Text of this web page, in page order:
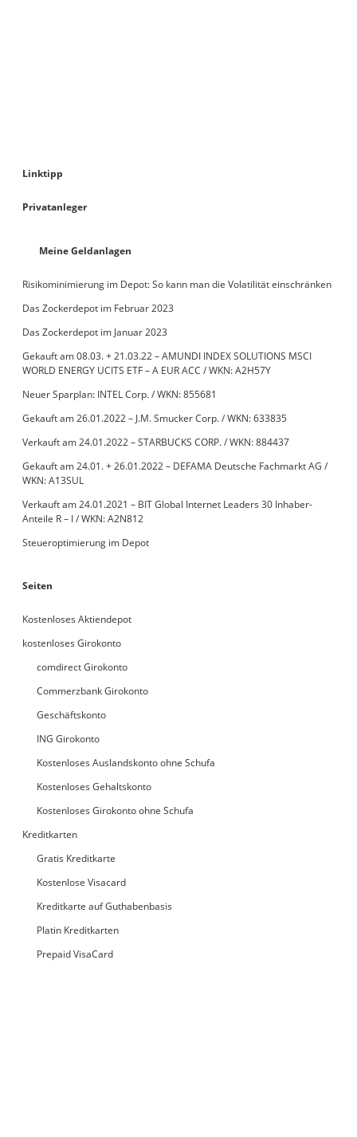
Linktipp
Privatanleger
Meine Geldanlagen
Risikominimierung im Depot: So kann man die Volatilität einschränken
Das Zockerdepot im Februar 2023
Das Zockerdepot im Januar 2023
Gekauft am 08.03. + 21.03.22 – AMUNDI INDEX SOLUTIONS MSCI
WORLD ENERGY UCITS ETF – A EUR ACC / WKN: A2H57Y
Neuer Sparplan: INTEL Corp. / WKN: 855681
Gekauft am 26.01.2022 – J.M. Smucker Corp. / WKN: 633835
Verkauft am 24.01.2022 – STARBUCKS CORP. / WKN: 884437
Gekauft am 24.01. + 26.01.2022 – DEFAMA Deutsche Fachmarkt AG /
WKN: A13SUL
Verkauft am 24.01.2021 – BIT Global Internet Leaders 30 Inhaber-
Anteile R – I / WKN: A2N812
Steueroptimierung im Depot
Seiten
Kostenloses Aktiendepot
kostenloses Girokonto
comdirect Girokonto
Commerzbank Girokonto
Geschäftskonto
ING Girokonto
Kostenloses Auslandskonto ohne Schufa
Kostenloses Gehaltskonto
Kostenloses Girokonto ohne Schufa
Kreditkarten
Gratis Kreditkarte
Kostenlose Visacard
Kreditkarte auf Guthabenbasis
Platin Kreditkarten
Prepaid VisaCard